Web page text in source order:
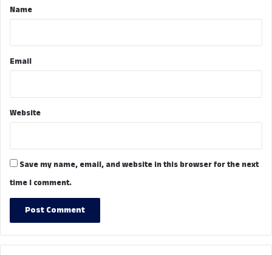
*Name
Email
Website
Save my name, email, and website in this browser for the next
time I comment.